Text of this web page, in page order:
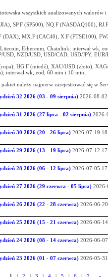
wszystkich analizowanych walorów
SP.F (SP500), NQ.F (NASDAQ100),
(DAX), MX.F (CAC40), X.F (FTSE100),
Ethereum, Chainlink; interwał wk,
USD, NZD/USD, USD/CAD, USD/JPY, EUR/
HG.F (miedź), XAU/USD (złoto),
interwał wk, eod, 60 min i 10 min;
należy najpierw zarejestrować się w
32 2026 (03 - 09 sierpnia) 2026-08-
31 2026 (27 lipca - 02 sierpnia) 2026-
30 2026 (20 - 26 lipca) 2026-07-19
29 2026 (13 - 19 lipca) 2026-07-12
28 2026 (06 - 12 lipca) 2026-07-05
27 2026 (29 czerwca - 05 lipca) 2026-
26 2026 (22 - 28 czerwca) 2026-06-
25 2026 (15 - 21 czerwca) 2026-06-
24 2026 (08 - 14 czerwca) 2026-06-
23 2026 (01 - 07 czerwca) 2026-05-